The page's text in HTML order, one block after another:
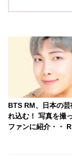
BTS RM、日本の
れ込む！ 写真を撮
ファンに紹介・・